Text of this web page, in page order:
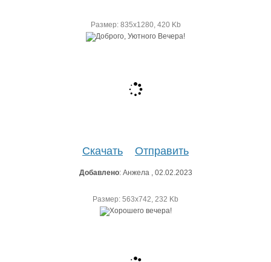
Размер: 835х1280, 420 Kb
Скачать Отправить
Добавлено: Анжела , 02.02.2023
Размер: 563х742, 232 Kb